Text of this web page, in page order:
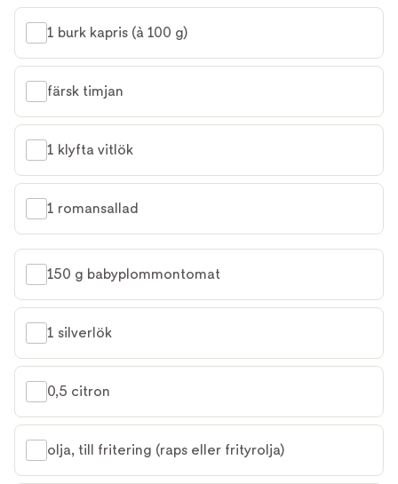
1 burk kapris (à 100 g)
färsk timjan
1 klyfta vitlök
1 romansallad
150 g babyplommontomat
1 silverlök
0,5 citron
olja, till fritering (raps eller frityrolja)